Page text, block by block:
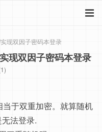
现双因子密码本登录
现双因子密码本登录
1)
于双重加密。就算随机
法登录.